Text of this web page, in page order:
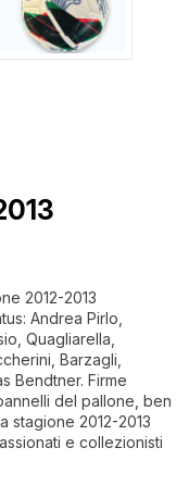
2012-2013
Andrea Pirlo,
Quagliarella,
Barzagli,
Bendtner. Firme
del pallone, ben
stagione 2012-2013
e collezionisti